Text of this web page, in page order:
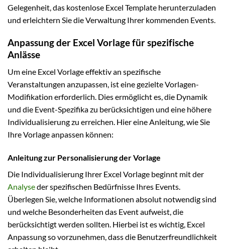
Gelegenheit, das kostenlose Excel Template herunterzuladen
und erleichtern Sie die Verwaltung Ihrer kommenden Events.
Anpassung der Excel Vorlage für spezifische
Anlässe
Um eine Excel Vorlage effektiv an spezifische
Veranstaltungen anzupassen, ist eine gezielte Vorlagen-
Modifikation erforderlich. Dies ermöglicht es, die Dynamik
und die Event-Spezifika zu berücksichtigen und eine höhere
Individualisierung zu erreichen. Hier eine Anleitung, wie Sie
Ihre Vorlage anpassen können:
Anleitung zur Personalisierung der Vorlage
Die Individualisierung Ihrer Excel Vorlage beginnt mit der
Analyseder spezifischen Bedürfnisse Ihres Events.
Überlegen Sie, welche Informationen absolut notwendig sind
und welche Besonderheiten das Event aufweist, die
berücksichtigt werden sollten. Hierbei ist es wichtig, Excel
Anpassung so vorzunehmen, dass die Benutzerfreundlichkeit